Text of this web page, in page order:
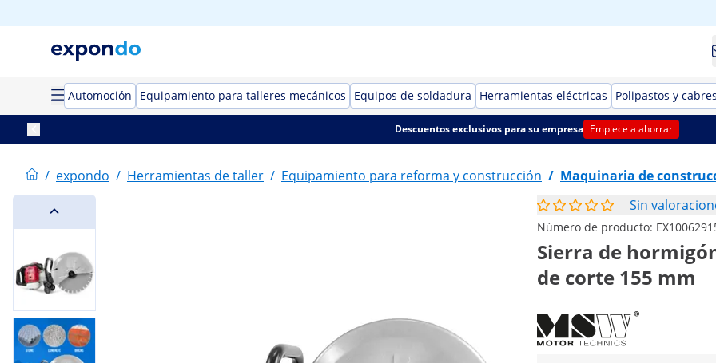
Automoción Equipamiento para talleres mecánicos Equipos de soldadura Herramientas eléctricas Polipastos y
Descuentos exclusivos para su empresa Empiece a ahorrar
/ expondo / Herramientas de taller / Equipamiento para reforma y construcción / Maquinaria de
Sin
Número de producto:
Sierra de
de corte 155 mm